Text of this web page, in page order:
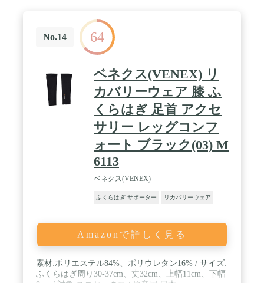
No.14 64
ベネクス(VENEX) リ
カバリーウェア 膝 ふ
くらはぎ 足首 アクセ
サリー レッグコンフ
ォート ブラック(03) M
6113
ベネクス(VENEX)
ふくらはぎ サポーター リカバリーウェア
Amazonで詳しく見る
素材:ポリエステル84%、ポリウレタン16% / サイズ:
ふくらはぎ周り30-37cm、丈32cm、上幅11cm、下幅